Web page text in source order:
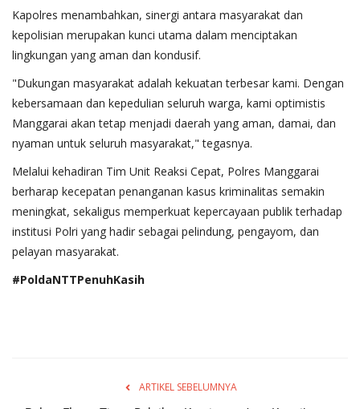
Kapolres menambahkan, sinergi antara masyarakat dan
kepolisian merupakan kunci utama dalam menciptakan
lingkungan yang aman dan kondusif.
"Dukungan masyarakat adalah kekuatan terbesar kami. Dengan
kebersamaan dan kepedulian seluruh warga, kami optimistis
Manggarai akan tetap menjadi daerah yang aman, damai, dan
nyaman untuk seluruh masyarakat," tegasnya.
Melalui kehadiran Tim Unit Reaksi Cepat, Polres Manggarai
berharap kecepatan penanganan kasus kriminalitas semakin
meningkat, sekaligus memperkuat kepercayaan publik terhadap
institusi Polri yang hadir sebagai pelindung, pengayom, dan
pelayan masyarakat.
#PoldaNTTPenuhKasih
ARTIKEL SEBELUMNYA